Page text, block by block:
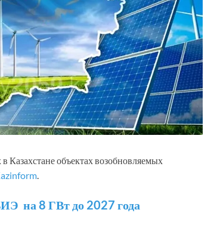
объектах возобновляемых
.
на 8 ГВт до 2027 года